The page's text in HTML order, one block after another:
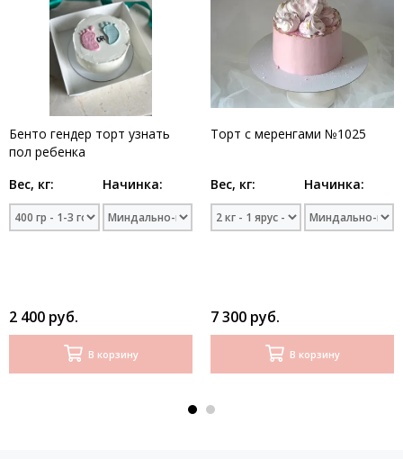
Бенто гендер торт узнать
пол ребенка
Вес, кг:
Начинка:
2 400 руб.
В корзину
Торт с меренгами №1025
Вес, кг: Начинка:
7 300 руб.
В корзину